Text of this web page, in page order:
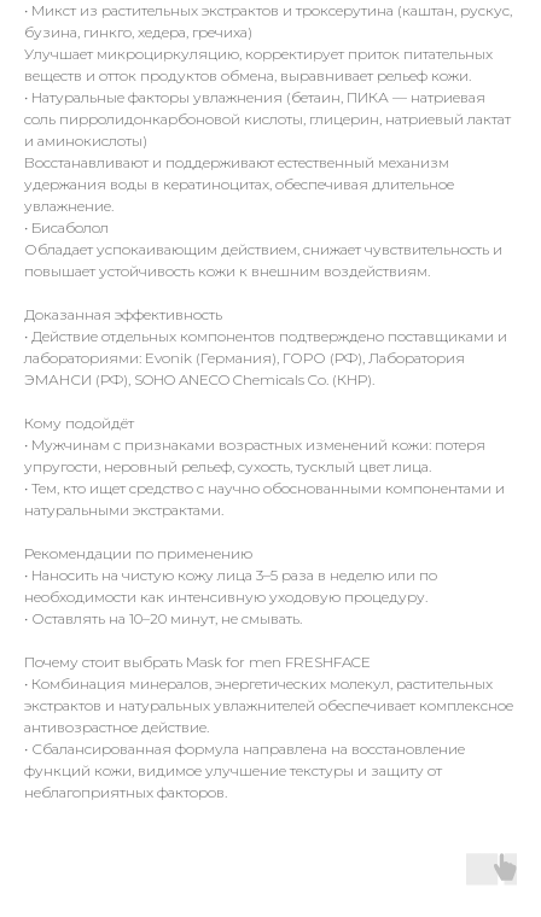
•⁠ ⁠Микст из растительных экстрактов и троксерутина (каштан, рускус,
бузина, гинкго, хедера, гречиха)
Улучшает микроциркуляцию, корректирует приток питательных
веществ и отток продуктов обмена, выравнивает рельеф кожи.
•⁠ ⁠Натуральные факторы увлажнения (бетаин, ПИКА — натриевая
соль пирролидонкарбоновой кислоты, глицерин, натриевый лактат
и аминокислоты)
Восстанавливают и поддерживают естественный механизм
удержания воды в кератиноцитах, обеспечивая длительное
увлажнение.
•⁠ ⁠Бисаболол
Обладает успокаивающим действием, снижает чувствительность и
повышает устойчивость кожи к внешним воздействиям.
Доказанная эффективность
•⁠ ⁠Действие отдельных компонентов подтверждено поставщиками и
лабораториями: Evonik (Германия), ГОРО (РФ), Лаборатория
ЭМАНСИ (РФ), SOHO ANECO Chemicals Co. (КНР).
Кому подойдёт
•⁠ ⁠Мужчинам с признаками возрастных изменений кожи: потеря
упругости, неровный рельеф, сухость, тусклый цвет лица.
•⁠ ⁠Тем, кто ищет средство с научно обоснованными компонентами и
натуральными экстрактами.
Рекомендации по применению
•⁠ ⁠Наносить на чистую кожу лица 3–5 раза в неделю или по
необходимости как интенсивную уходовую процедуру.
•⁠ ⁠Оставлять на 10–20 минут, не смывать.
Почему стоит выбрать Mask for men FRESHFACE
•⁠ ⁠Комбинация минералов, энергетических молекул, растительных
экстрактов и натуральных увлажнителей обеспечивает комплексное
антивозрастное действие.
•⁠ ⁠Сбалансированная формула направлена на восстановление
функций кожи, видимое улучшение текстуры и защиту от
неблагоприятных факторов.